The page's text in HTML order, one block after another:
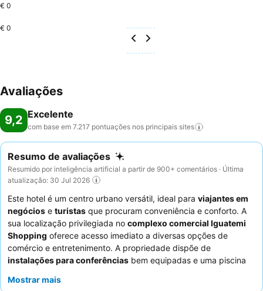
€ 0
€ 0
Avaliações
9,2 Excelente
com base em 7.217 pontuações nos principais sites
Resumo de avaliações
Resumido por inteligência artificial a partir de 900+ comentários · Última
atualização: 30 Jul 2026
Este hotel é um centro urbano versátil, ideal para viajantes em
negócios e turistas que procuram conveniência e conforto. A
sua localização privilegiada no complexo comercial Iguatemi
Shopping oferece acesso imediato a diversas opções de
comércio e entretenimento. A propriedade dispõe de
instalações para conferências bem equipadas e uma piscina
consistentemente os funcionários atenciosos e o espetacular e
Mostrar mais